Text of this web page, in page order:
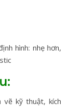
hình: nhẹ hơn,
kỹ thuật, kích